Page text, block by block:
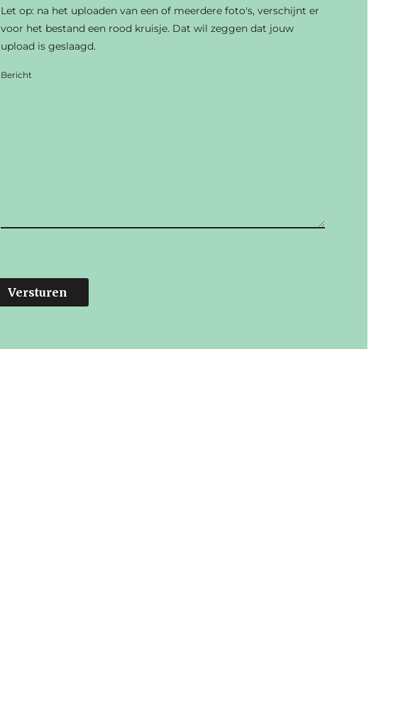
Let op: na het uploaden van een of meerdere foto's, verschijnt er
voor het bestand een rood kruisje. Dat wil zeggen dat jouw
upload is geslaagd.
Bericht
Versturen